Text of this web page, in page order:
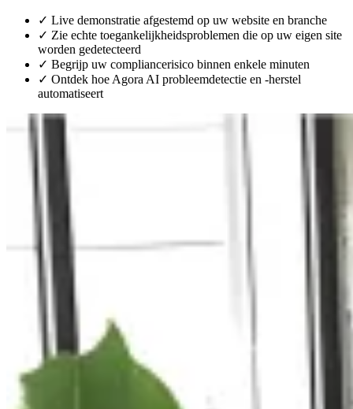
✓ Live demonstratie afgestemd op uw website en branche
✓ Zie echte toegankelijkheidsproblemen die op uw eigen site
worden gedetecteerd
✓ Begrijp uw compliancerisico binnen enkele minuten
✓ Ontdek hoe Agora AI probleemdetectie en -herstel
automatiseert